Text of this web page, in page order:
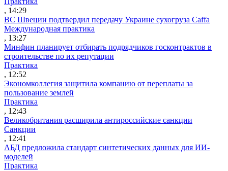
, 14:29
ВС Швеции подтвердил передачу Украине сухогруза Caffa
Международная практика
, 13:27
Минфин планирует отбирать подрядчиков госконтрактов в
строительстве по их репутации
Практика
, 12:52
Экономколлегия защитила компанию от переплаты за
пользование землей
Практика
, 12:43
Великобритания расширила антироссийские санкции
Санкции
, 12:41
АБД предложила стандарт синтетических данных для ИИ-
моделей
Практика